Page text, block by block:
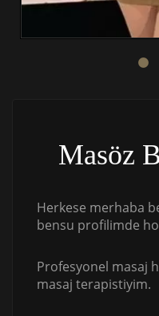
Masöz
Herkese merhaba
bensu profilimde
Profesyonel masaj
masaj terapistiyim.